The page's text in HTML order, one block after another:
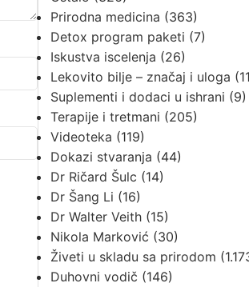
Prirodna medicina (363)
Detox program paketi (7)
Iskustva iscelenja (26)
Lekovito bilje – značaj i uloga
Suplementi i dodaci u ishrani (9)
Terapije i tretmani (205)
Videoteka (119)
Dokazi stvaranja (44)
Dr Ričard Šulc (14)
Dr Šang Li (16)
Dr Walter Veith(15)
Nikola Marković (30)
Živeti u skladu sa prirodom
Duhovni vodič (146)